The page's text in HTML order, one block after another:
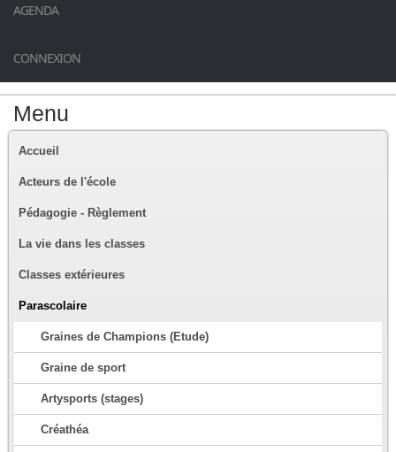
AGENDA
CONNEXION
Menu
Accueil
Acteurs de l'école
Pédagogie - Règlement
La vie dans les classes
Classes extérieures
Parascolaire
Graines de Champions (Etude)
Graine de sport
Artysports (stages)
Créathéa